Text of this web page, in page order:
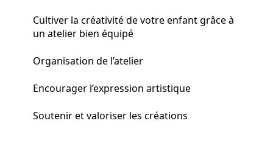
Cultiver la créativité de votre enfant grâce à
un atelier bien équipé
Organisation de l’atelier
Encourager l’expression artistique
Soutenir et valoriser les créations